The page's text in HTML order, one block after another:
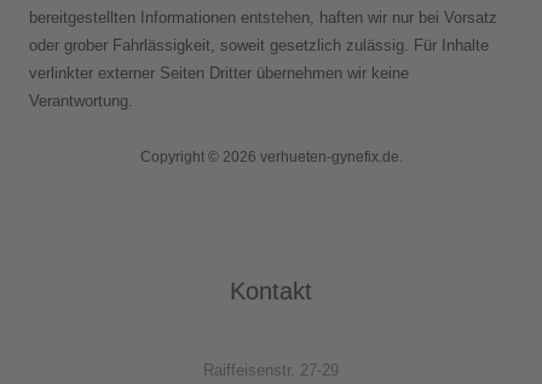
bereitgestellten Informationen entstehen, haften wir nur bei Vorsatz
oder grober Fahrlässigkeit, soweit gesetzlich zulässig. Für Inhalte
verlinkter externer Seiten Dritter übernehmen wir keine
Verantwortung.
Copyright © 2026 verhueten-gynefix.de.
Kontakt
Raiffeisenstr. 27-29